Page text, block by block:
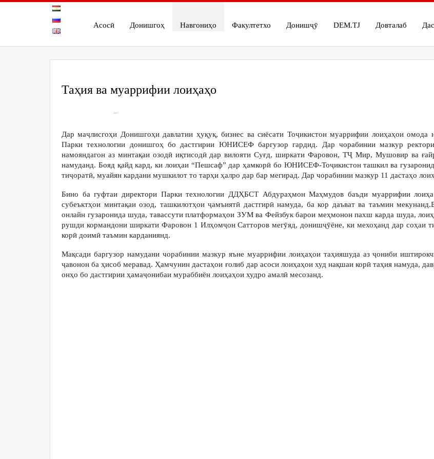
Асосӣ Донишгоҳ Навгониҳо Факултетхо Донишҷӯ DEM.TJ Довталаб
Таҳия ва муаррифии лоиҳаҳо
Дар маҷлисгоҳи Донишгоҳи давлатии ҳуқуқ, бизнес ва сиёсати Тоҷикистон муаррифии лоиҳаҳои
Парки технологии донишгоҳ бо дастгирии ЮНИСЕФ баргузор гардид. Дар чорабинии мазкур
намояндагон аз минтақаи озодӣ иқтисодӣ дар вилояти Суғд, ширкати Фаровон, ТҶ Мир, Мушовир ва
намуданд. Бояд қайд кард, ки лоиҳаи “Пешсаф” дар ҳамкорӣ бо ЮНИСЕФ-Тоҷикистон ташкил ва
тиҷоратӣ, муайян кардани мушкилот то тарҳи ҳалро дар бар мегирад. Дар чорабинии мазкур 11 дастаҳо
Бино ба гуфтаи директори Парки технологии ДДҲБСТ Абдураҳмон Маҳмудов баъди муаррифии
субеъктҳои минтақаи озод, ташкилотҳои ҷамъиятӣ дастгирӣ намуда, ба кор даъват ва таъмин
онлайн гузаронида шуда, тавассути платформаҳои ЗУМ ва Фейзбук барои меҳмонон пахш карда шуда,
рушди кормандони ширкати Фаровон 1 Илҳомҷон Сатторов мегӯяд, донишҷӯёне, ки мехоҳанд дар соҳаи
корӣ доимӣ таъмин карданиянд.
Мақсади баргузор намудани чорабинии мазкур яъне муаррифии лоиҳаҳои таҳияшуда аз ҷониби
ҷавонон ба ҳисоб меравад. Ҳамчунин дастаҳои ғолиб дар асоси лоиҳаҳои худ нақшаи корӣ таҳия намуда,
онҳо бо дастгирии ҳамаҷонибаи мураббиён лоиҳаҳои худро амалӣ месозанд.